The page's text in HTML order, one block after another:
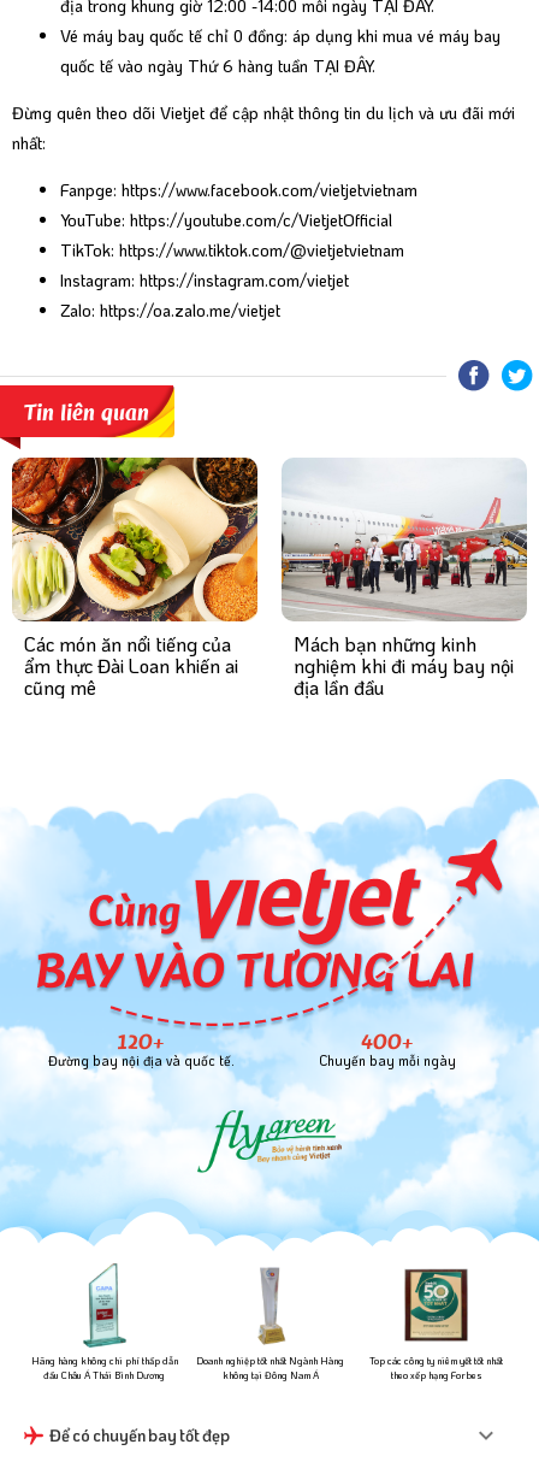
địa trong khung giờ 12:00 -14:00 mỗi ngày TẠI ĐÂY.
Vé máy bay quốc tế chỉ 0 đồng: áp dụng khi mua vé máy bay
quốc tế vào ngày Thứ 6 hàng tuần TẠI ĐÂY.
Đừng quên theo dõi Vietjet để cập nhật thông tin du lịch và ưu đãi mới
nhất:
Fanpge: https://www.facebook.com/vietjetvietnam
YouTube: https://youtube.com/c/VietjetOfficial
TikTok: https://www.tiktok.com/@vietjetvietnam
Instagram: https://instagram.com/vietjet
Zalo: https://oa.zalo.me/vietjet
Tin liên quan
Các món ăn nổi tiếng của
ẩm thực Đài Loan khiến ai
cũng mê
Mách bạn những kinh
nghiệm khi đi máy bay nội
địa lần đầu
120+
Đường bay nội địa và quốc tế.
400+
Chuyến bay mỗi ngày
Hãng hàng không chi phí thấp dẫn
đầu Châu Á Thái Bình Dương
Doanh nghiệp tốt nhất Ngành Hàng
không tại Đông Nam Á
Top các công ty niêm yết tốt nhất
theo xếp hạng Forbes
Để có chuyến bay tốt đẹp